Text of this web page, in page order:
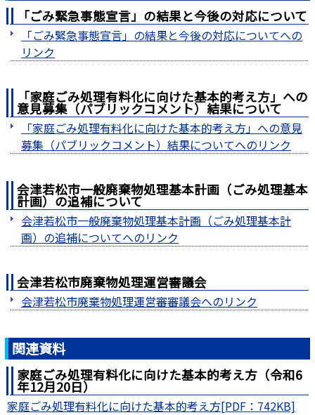
「ごみ緊急事態宣言」の結果と今後の対応について
「ごみ緊急事態宣言」の結果と今後の対応についてへの
リンク
「家庭ごみ処理有料化に向けた基本的考え方」への
意見募集（パブリックコメント）結果について
「家庭ごみ処理有料化に向けた基本的考え方」への意見
募集（パブリックコメント）結果についてへのリンク
会津若松市一般廃棄物処理基本計画（ごみ処理基本
計画）の追補について
会津若松市一般廃棄物処理基本計画（ごみ処理基本計
画）の追補についてへのリンク
会津若松市廃棄物処理運営審議会
会津若松市廃棄物処理運営審審議会へのリンク
関連資料
家庭ごみ処理有料化に向けた基本的考え方（令和6
年12月20日）
家庭ごみ処理有料化に向けた基本的考え方[PDF：742KB]